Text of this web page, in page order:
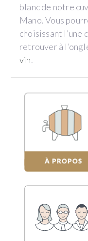
blanc de notre
Mano. Vous
choisissant l’une
retrouver à
vin.